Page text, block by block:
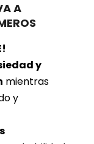
A
y
mientras
y